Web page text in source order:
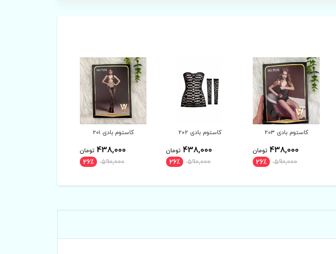
کاستوم بادی ۲۰۲
438,000 تومان
590,000 26٪
کاستوم بادی ۲۰۱
438,000 تومان
590,000 26٪
فیشنت نگینی ۵۶۱۰۷
438,000 تومان
590,000 26٪